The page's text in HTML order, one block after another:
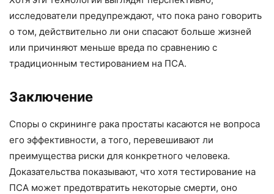
исследователи предупреждают, что пока рано говорить
о том, действительно ли они спасают больше жизней
или причиняют меньше вреда по сравнению с
традиционным тестированием на ПСА.
Заключение
Споры о скрининге рака простаты касаются не вопроса
его эффективности, а того, перевешивают ли
преимущества риски для конкретного человека.
Доказательства показывают, что хотя тестирование на
ПСА может предотвратить некоторые смерти, оно